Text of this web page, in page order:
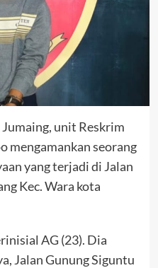
unit Reskrim
mengamankan seorang
yang terjadi di Jalan
Kec. Wara kota
AG (23). Dia
Jalan Gunung Siguntu